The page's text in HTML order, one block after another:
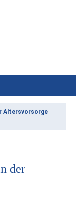
Altersvorsorge
der